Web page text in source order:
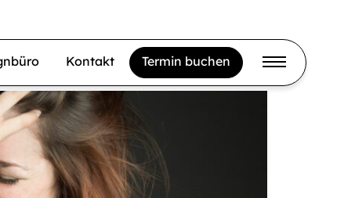
Kontakt Termin buchen